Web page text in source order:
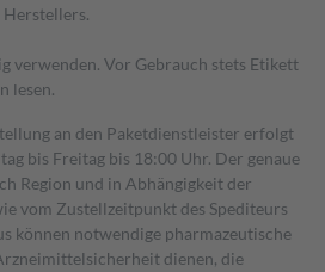
Herstellers.
verwenden. Vor Gebrauch stets Etikett
lesen.
an den Paketdienstleister erfolgt
bis Freitag bis 18:00 Uhr. Der genaue
Region und in Abhängigkeit der
vom Zustellzeitpunkt des Spediteurs
können notwendige pharmazeutische
dienen, die